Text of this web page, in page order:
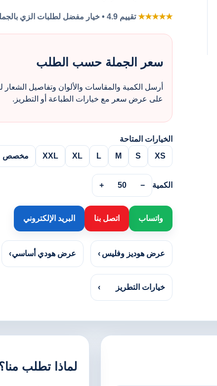
★★★★★تقييم 4.9 • خيار مفضل لطلبات الزي بالجملة
سعر الجملة حسب الطلب
أرسل الكمية والمقاسات والألوان وتفاصيل
على عرض سعر مع خيارات الطباعة أو التطريز.
الخيارات المتاحة
XS
S
M
L
XL
XXL مخصص
الكمية −
50
+
واتساب اتصل بنا البريد الإلكتروني
عرض هوديز وفليس › عرض هودي أساسي›
خيارات التطريز ›
لماذا تطلب